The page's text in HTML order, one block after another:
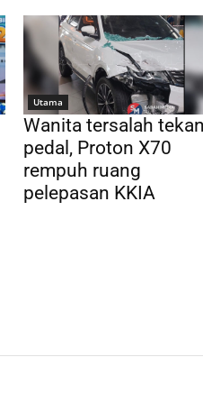
Utama
Wanita tersalah tekan
pedal, Proton X70
rempuh ruang
pelepasan KKIA